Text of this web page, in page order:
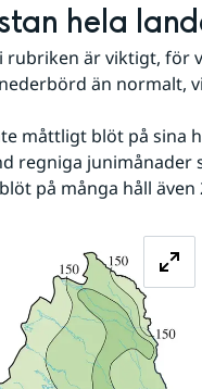
hela
rubriken är viktigt, för
än normalt,
måttligt blöt på sina
regniga junimånader
på många håll även